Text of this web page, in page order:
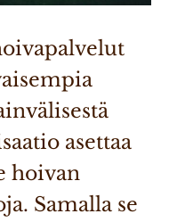
asettaa
hoivan
Samalla se